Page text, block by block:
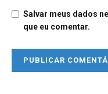
Salvar meus dados
que eu comentar.